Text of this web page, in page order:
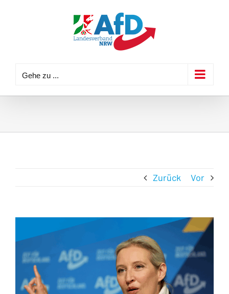
Gehe zu ...
Zurück Vor